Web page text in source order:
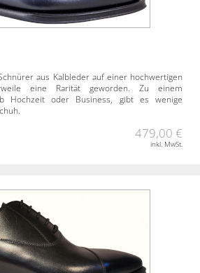
aus Kalbleder auf einer hochwertigen
eine Rarität geworden. Zu einem
Hochzeit oder Business, gibt es wenige
479,00 €
inkl. MwSt.